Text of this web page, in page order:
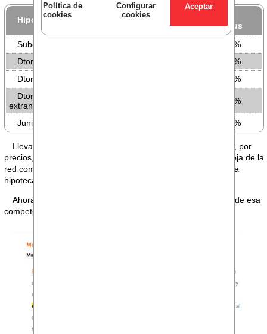
Política de
cookies
Configurar
cookies
Hipotecas
Bonus
Subdirector
15%
Dtor equipo y especialista banca retail
15%
Dtor cta y ejecutivos Banca Personal I
20%
Dtor cta y ejecutivos Banca Personal II y
extranjeros
20%
Junior banca comercial 20%
Llevamos buena parte del año, estando fuera del mercado, por
precios, tanto para hipotecas a tipo fijo como variable. La queja de la
red comercial es casi unánime, es misión imposible firmar una
hipoteca.
Ahora, tenemos la confirmación de por qué estamos fuera de esa
competencia (